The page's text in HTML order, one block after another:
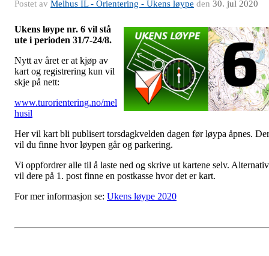
Postet av Melhus IL - Orientering - Ukens løype den 30. jul 2020
Ukens løype nr. 6 vil stå
ute i perioden 31/7-24/8.
Nytt av året er at kjøp av
kart og registrering kun vil
skje på nett:
www.turorientering.no/mel
husil
Her vil kart bli publisert torsdagkvelden dagen før løypa åpnes. Der
vil du finne hvor løypen går og parkering.
Vi oppfordrer alle til å laste ned og skrive ut kartene selv.
vil dere på 1. post finne en postkasse hvor det er kart.
For mer informasjon se: Ukens løype 2020